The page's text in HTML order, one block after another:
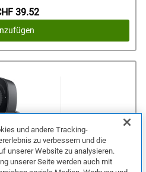
39.52
und andere Tracking-
zu verbessern und die
unserer Website zu analysieren.
unserer Seite werden auch mit